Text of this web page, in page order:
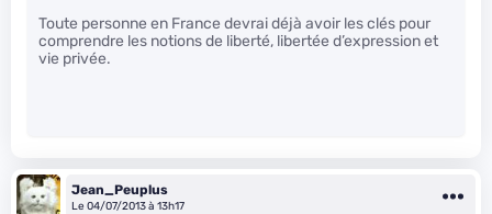
Toute personne en France devrai déjà avoir les clés pour
comprendre les notions de liberté, libertée d’expression et
vie privée.
Jean_Peuplus
Le 04/07/2013 à 13h17